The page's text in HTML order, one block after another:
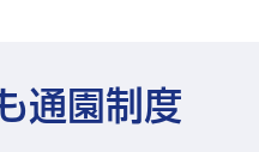
通園制度